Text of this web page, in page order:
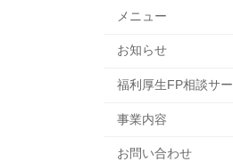
メニュー
お知らせ
福利厚生FP相談サ
事業内容
お問い合わせ